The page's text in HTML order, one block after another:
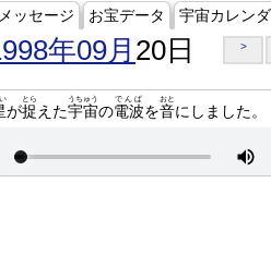
ッセージ お宝データ 宇宙カレン
年09月 20日 >
が捉
とら
えた宇宙
うちゅう
の電波
でんぱ
を音
おと
にしました。